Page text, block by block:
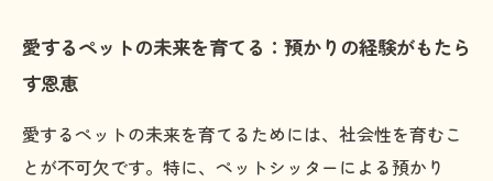
愛するペットの未来を育てる：預かりの経験がもたら
す恩恵
愛するペットの未来を育てるためには、社会性を育むこ
とが不可欠です。特に、ペットシッターによる預かり